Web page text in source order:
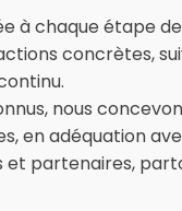
à chaque étape
concrètes,
nous
en adéquation
et partenaires,